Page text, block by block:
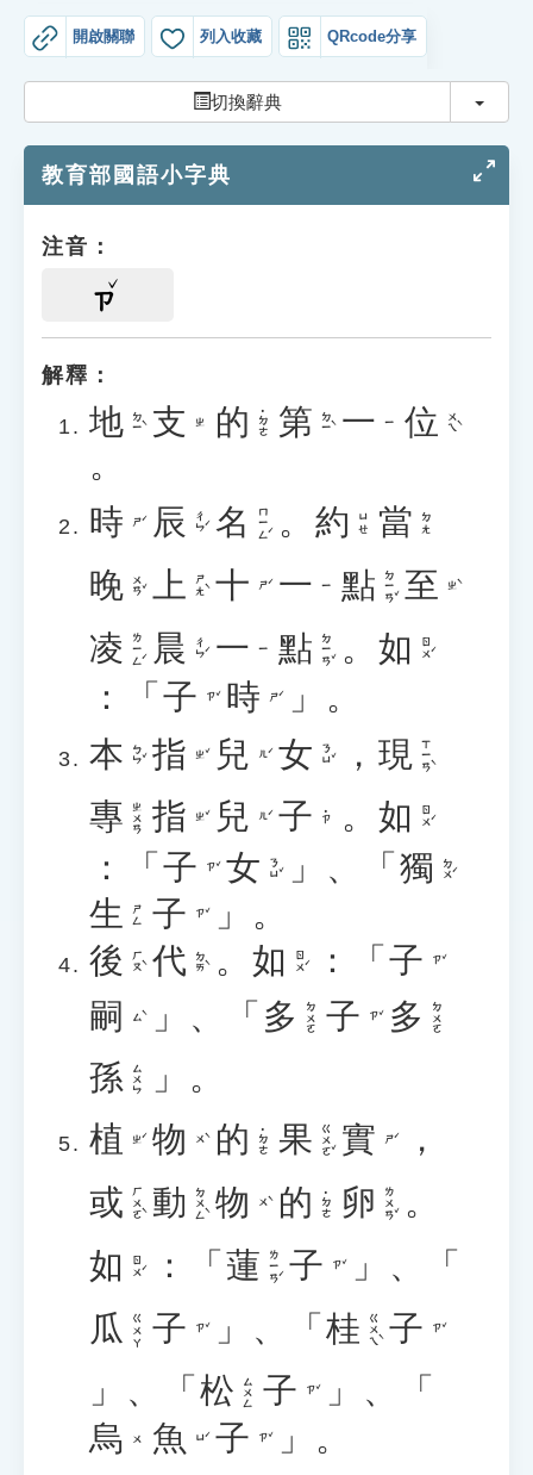
教學應用
貓頭鷹博士
開啟關聯 列入收藏 QRcode分享
切換辭典 切換
教育部國語小字典
注音：
ㄗ
解釋：
地 ㄉㄧˋ 支 ㄓ 的 ˙ㄉㄜ 第 ㄉㄧˋ 一 ㄧ 位 ㄨㄟˋ
。
時
ㄕˊ 辰 ㄔㄣˊ 名 ㄇㄧㄥˊ 。 約 ㄩㄝ 當 ㄉㄤ
晚 ㄨㄢˇ 上 ㄕㄤˋ 十 ㄕˊ 一 ㄧ 點 ㄉㄧㄢˇ 至 ㄓˋ
凌 ㄌㄧㄥˊ 晨 ㄔㄣˊ 一 ㄧ 點 ㄉㄧㄢˇ 。 如 ㄖㄨˊ
：「 子 ㄗˇ 時 ㄕˊ
」。
本 ㄅㄣˇ 指 ㄓˇ 兒 ㄦˊ 女 ㄋㄩˇ ， 現 ㄒㄧㄢˋ
專 ㄓㄨㄢ 指 ㄓˇ 兒 ㄦˊ 子 ˙ㄗ 。 如 ㄖㄨˊ
：「 子 ㄗˇ 女 ㄋㄩˇ 」、「 獨 ㄉㄨˊ
生 ㄕㄥ 子 ㄗˇ
」。
後 ㄏㄡˋ 代 ㄉㄞˋ 。 如 ㄖㄨˊ ：「 子 ㄗˇ
嗣 ㄙˋ 」、「 多 ㄉㄨㄛ 子 ㄗˇ 多 ㄉㄨㄛ
孫 ㄙㄨㄣ
」。
植
ㄓˊ 物 ㄨˋ 的 ˙ㄉㄜ 果 ㄍㄨㄛˇ 實 ㄕˊ
，
或 ㄏㄨㄛˋ 動 ㄉㄨㄥˋ 物 ㄨˋ 的 ˙ㄉㄜ 卵 ㄌㄨㄢˇ 。
如 ㄖㄨˊ ：「 蓮 ㄌㄧㄢˊ 子 ㄗˇ
」、「
瓜 ㄍㄨㄚ 子 ㄗˇ 」、「 桂 ㄍㄨㄟˋ 子 ㄗˇ
」、「 松 ㄙㄨㄥ 子 ㄗˇ
」、「
烏
ㄨ 魚 ㄩˊ 子 ㄗˇ
」。